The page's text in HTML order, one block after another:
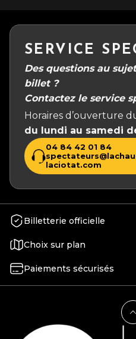
SERVICE
Des questions au
billet ?
Contactez le service
Horaires d’ouverture
du lundi au samedi
04 84 42 01 84
laciotat.com
Billetterie officielle
Choix sur plan
Paiements sécurisés